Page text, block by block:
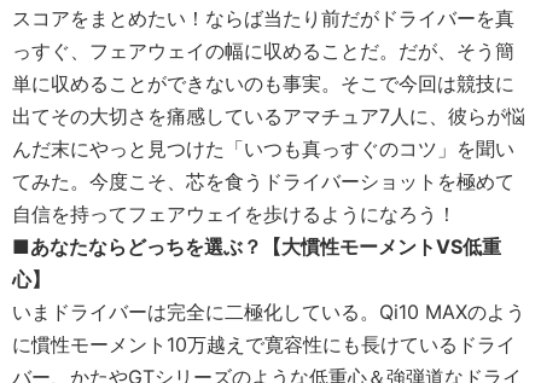
スコアをまとめたい！ならば当たり前だがドライバーを真
っすぐ、フェアウェイの幅に収めることだ。だが、そう簡
単に収めることができないのも事実。そこで今回は競技に
出てその大切さを痛感しているアマチュア7人に、彼らが悩
んだ末にやっと見つけた「いつも真っすぐのコツ」を聞い
てみた。今度こそ、芯を食うドライバーショットを極めて
自信を持ってフェアウェイを歩けるようになろう！
■あなたならどっちを選ぶ？【大慣性モーメントVS低重
心】
いまドライバーは完全に二極化している。Qi10 MAXのよう
に慣性モーメント10万越えで寛容性にも長けているドライ
バー、かたやGTシリーズのような低重心＆強弾道なドライ